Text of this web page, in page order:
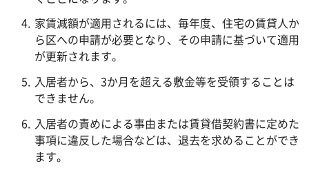
家賃減額が適用されるには、毎年度、住宅の賃貸人か
ら区への申請が必要となり、その申請に基づいて適用
が更新されます。
入居者から、3か月を超える敷金等を受領することは
できません。
入居者の責めによる事由または賃貸借契約書に定めた
事項に違反した場合などは、退去を求めることができ
ます。